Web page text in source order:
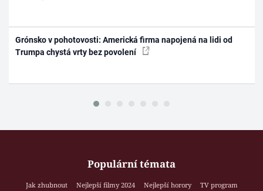
Grónsko v pohotovosti: Americká firma napojená na lidi od
Trumpa chystá vrty bez povolení
Populární témata
Jak zhubnout Nejlepší filmy 2024 Nejlepší horory
TV program